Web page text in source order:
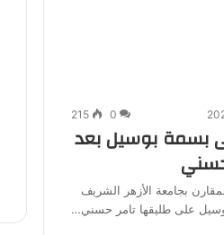
0
215
بسمة بوسيل بعد
بجامعة الأزهر الشريف
على طليقها تامر حسني…